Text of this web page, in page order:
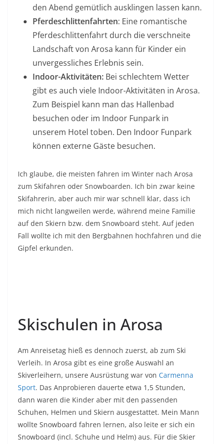
den Abend gemütlich ausklingen lassen kann.
Pferdeschlittenfahrten: Eine romantische
Pferdeschlittenfahrt durch die verschneite
Landschaft von Arosa kann für Kinder ein
unvergessliches Erlebnis sein.
Indoor-Aktivitäten: Bei schlechtem Wetter
gibt es auch viele Indoor-Aktivitäten in Arosa.
Zum Beispiel kann man das Hallenbad
besuchen oder im Indoor Funpark in
unserem Hotel toben. Den Indoor Funpark
können externe Gäste besuchen.
Ich glaube, die meisten fahren im Winter nach Arosa
zum Skifahren oder Snowboarden. Ich bin zwar keine
Skifahrerin, aber auch mir war schnell klar, dass ich
mich nicht langweilen werde, während meine Familie
auf den Skiern bzw. dem Snowboard steht. Auf jeden
Fall wollte ich mit den Bergbahnen hochfahren und die
Gipfel erkunden.
Skischulen in Arosa
Am Anreisetag hieß es dennoch zuerst, ab zum Ski
Verleih. In Arosa gibt es eine große Auswahl an
Skiverleihern, unsere Ausrüstung war von Carmenna
Sport. Das Anprobieren dauerte etwa 1,5 Stunden,
dann waren die Kinder aber mit den passenden
Schuhen, Helmen und Skiern ausgestattet. Mein Mann
wollte Snowboard fahren lernen, also leite er sich ein
Snowboard (incl. Schuhe und Helm) aus. Für die Skier